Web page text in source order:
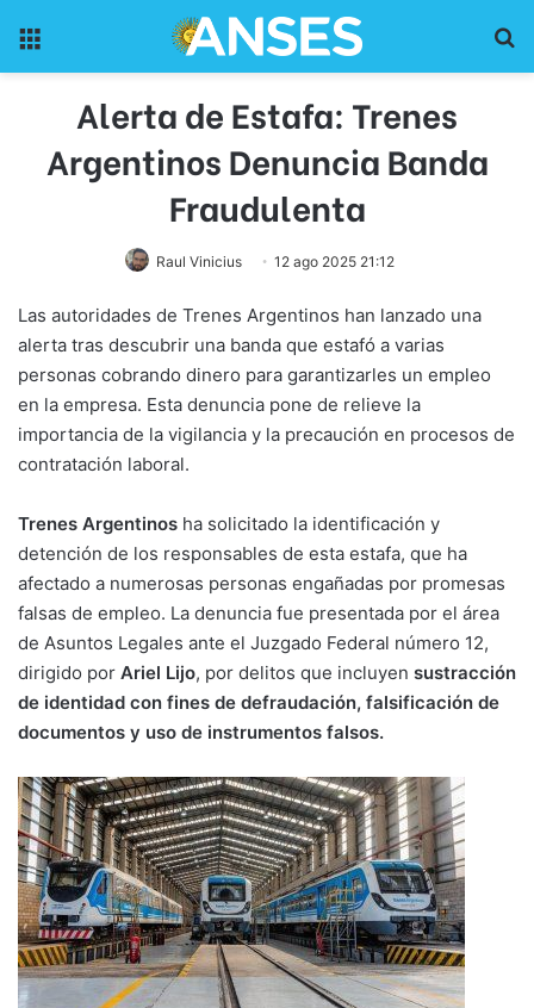
Alerta de Estafa: Trenes
Argentinos Denuncia Banda
Fraudulenta
Raul Vinicius 12 ago 2025 21:12
Las autoridades de Trenes Argentinos han lanzado una
alerta tras descubrir una banda que estafó a varias
personas cobrando dinero para garantizarles un empleo
en la empresa. Esta denuncia pone de relieve la
importancia de la vigilancia y la precaución en procesos de
contratación laboral.
Trenes Argentinos ha solicitado la identificación y
detención de los responsables de esta estafa, que ha
afectado a numerosas personas engañadas por promesas
falsas de empleo. La denuncia fue presentada por el área
de Asuntos Legales ante el Juzgado Federal número 12,
dirigido por Ariel Lijo, por delitos que incluyen sustracción
de identidad con fines de defraudación, falsificación de
documentos y uso de instrumentos falsos.